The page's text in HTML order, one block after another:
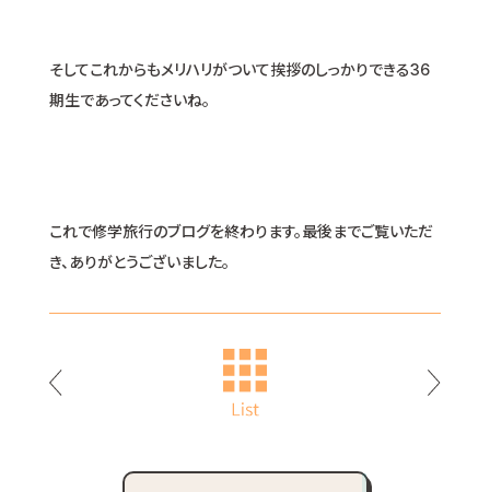
そしてこれからもメリハリがついて挨拶のしっかりできる36
期生であってくださいね。
これで修学旅行のブログを終わります。最後までご覧いただ
き、ありがとうございました。